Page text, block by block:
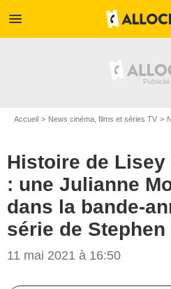
menu
Accueil News cinéma, films et séries TV
Histoire de Lisey
: une Julianne
dans la bande-
série de Stephen
11 mai 2021 à 16:50